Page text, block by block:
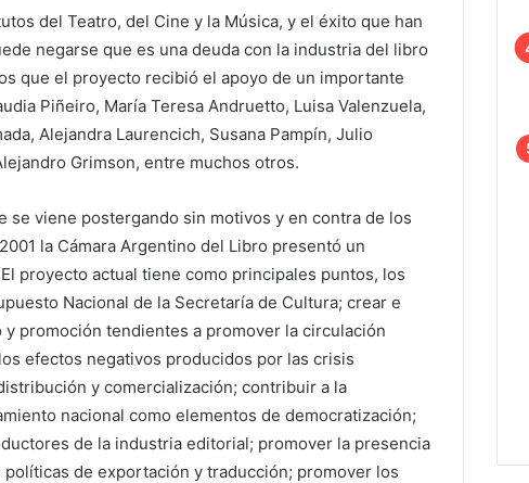
del Teatro, del Cine y la Música, y el éxito que han
negarse que es una deuda con la industria del libro
que el proyecto recibió el apoyo de un importante
Piñeiro, María Teresa Andruetto, Luisa Valenzuela,
Alejandra Laurencich, Susana Pampín, Julio
Grimson, entre muchos otros.
se viene postergando sin motivos y en contra de los
la Cámara Argentino del Libro presentó un
proyecto actual tiene como principales puntos, los
Nacional de la Secretaría de Cultura; crear e
promoción tendientes a promover la circulación
efectos negativos producidos por las crisis
y comercialización; contribuir a la
nacional como elementos de democratización;
de la industria editorial; promover la presencia
de exportación y traducción; promover los